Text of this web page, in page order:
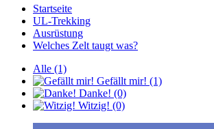
Startseite
UL-Trekking
Ausrüstung
Welches Zelt taugt was?
Alle (1)
Gefällt mir! (1)
Danke! (0)
Witzig! (0)